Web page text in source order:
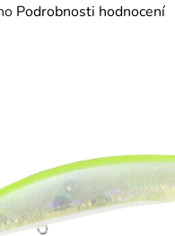
Podrobnosti hodnocení